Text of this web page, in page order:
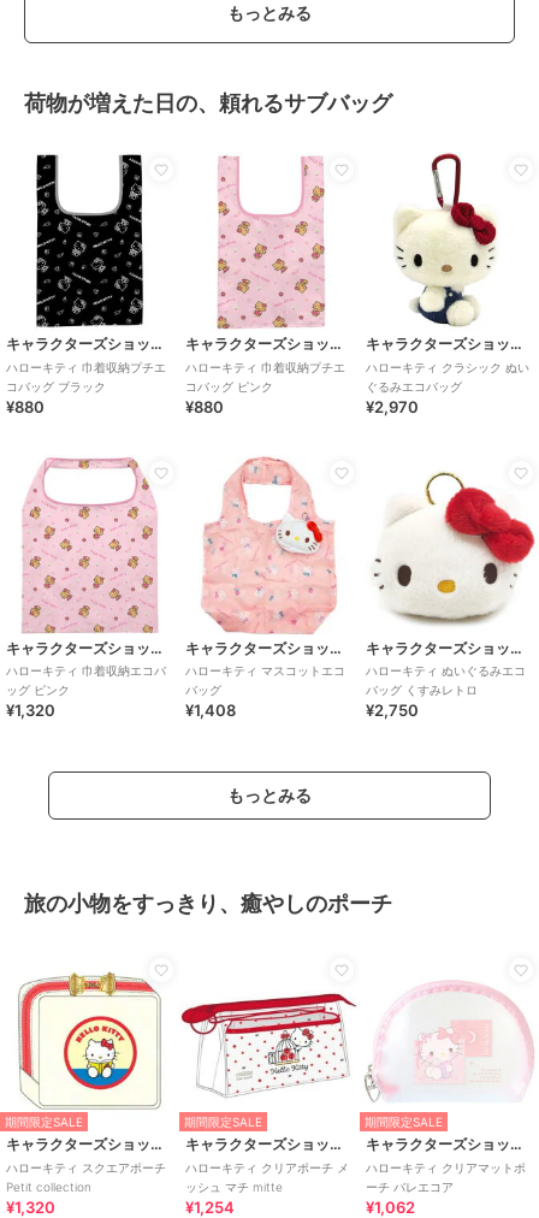
もっとみる
荷物が増えた日の、頼れるサブバッグ
キャラクターズショップ ラフラフ
ハローキティ 巾着収納プチエ
コバッグ ブラック
¥880
キャラクターズショップ ラフラフ
ハローキティ 巾着収納プチエ
コバッグ ピンク
¥880
キャラクターズショップ ラフラフ
ハローキティ クラシック ぬい
ぐるみエコバッグ
¥2,970
キャラクターズショップ ラフラフ
ハローキティ 巾着収納エコバ
ッグ ピンク
¥1,320
キャラクターズショップ ラフラフ
ハローキティ マスコットエコ
バッグ
¥1,408
キャラクターズショップ ラフラフ
ハローキティ ぬいぐるみエコ
バッグ くすみレトロ
¥2,750
もっとみる
旅の小物をすっきり、癒やしのポーチ
期間限定SALE
キャラクターズショップ ラフラフ
ハローキティ スクエアポーチ
Petit collection
¥1,320
期間限定SALE
キャラクターズショップ ラフラフ
ハローキティ クリアポーチ メ
ッシュ マチ mitte
¥1,254
期間限定SALE
キャラクターズショップ ラフラフ
ハローキティ クリアマットポ
ーチ バレエコア
¥1,062